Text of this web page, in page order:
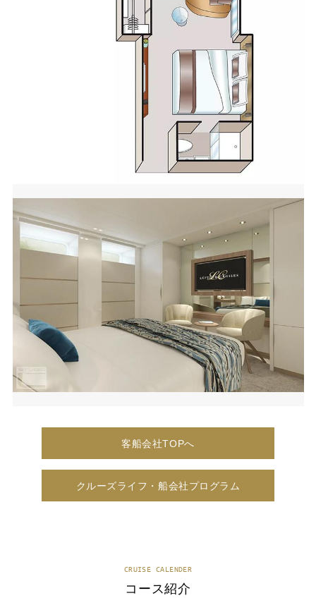
客船会社TOPへ
クルーズライフ・船会社プログラム
CRUISE CALENDER
コース紹介